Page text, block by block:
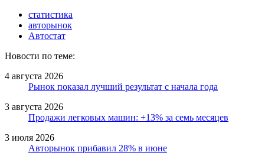
статистика
авторынок
Автостат
Новости по теме:
4 августа 2026
Рынок показал лучший результат с начала года
3 августа 2026
Продажи легковых машин: +13% за семь месяцев
3 июля 2026
Авторынок прибавил 28% в июне